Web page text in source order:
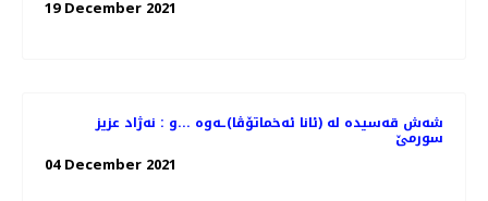
19 December 2021
شه‌ش قه‌سیده‌ له‌ (ئانا ئه‌خماتۆڤا)ـه‌وه‌ ...و : نه‌ژاد عزیز
سورمێ
04 December 2021